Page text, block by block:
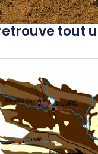
tout